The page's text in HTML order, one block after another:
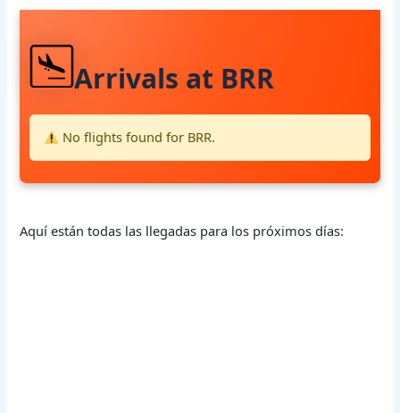
Arrivals at BRR
No flights found for BRR.
Aquí están todas las llegadas para los próximos días: